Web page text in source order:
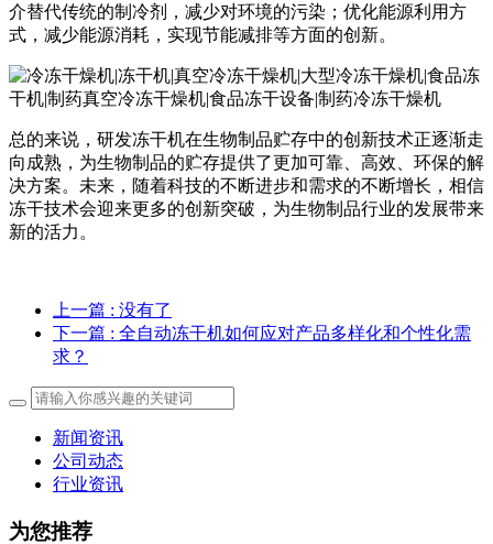
介替代传统的制冷剂，减少对环境的污染；优化能源利用方
式，减少能源消耗，实现节能减排等方面的创新。
总的来说，研发冻干机在生物制品贮存中的创新技术正逐渐走
向成熟，为生物制品的贮存提供了更加可靠、高效、环保的解
决方案。未来，随着科技的不断进步和需求的不断增长，相信
冻干技术会迎来更多的创新突破，为生物制品行业的发展带来
新的活力。
上一篇 : 没有了
下一篇 : 全自动冻干机如何应对产品多样化和个性化需
求？
新闻资讯
公司动态
行业资讯
为您推荐